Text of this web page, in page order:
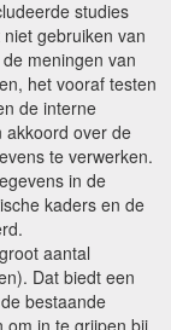
studies
gebruiken van
meningen van
het vooraf testen
de interne
akkoord over de
te verwerken.
in de
kaders en de
aantal
Dat biedt een
bestaande
om in te grijpen bij